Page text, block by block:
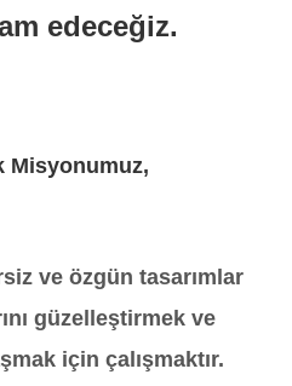
edeceğiz.
Misyonumuz,
ve özgün tasarımlar
güzelleştirmek ve
için çalışmaktır.